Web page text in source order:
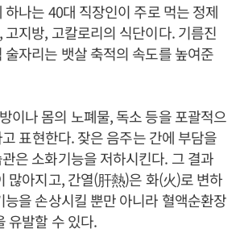
나는 40대 직장인이 주로 먹는 정제
지방, 고칼로리의 식단이다. 기름진
술자리는 뱃살 축적의 속도를 높여준
이나 몸의 노폐물, 독소 등을 포괄적으
고 표현한다. 잦은 음주는 간에 부담을
은 소화기능을 저하시킨다. 그 결과
많아지고, 간열(肝熱)은 화(火)로 변하
능을 손상시킬 뿐만 아니라 혈액순환장
유발할 수 있다.